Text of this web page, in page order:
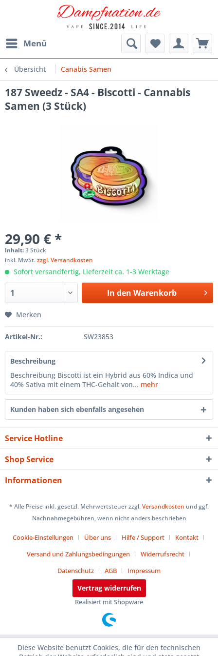
Menü
Übersicht Canabis Samen
187 Sweedz - SA4 - Biscotti - Cannabis
Samen (3 Stück)
29,90 € *
Inhalt:3 Stück
inkl. MwSt.zzgl. Versandkosten
Sofort versandfertig, Lieferzeit ca. 1-3 Werktage
In den Warenkorb
Merken
Artikel-Nr.: SW23853
Beschreibung
Beschreibung Biscotti ist ein Hybrid aus 60% Indica und
40% Sativa mit einem THC-Gehalt von... mehr
Kunden haben sich ebenfalls angesehen
Service Hotline
Shop Service
Informationen
* Alle Preise inkl. gesetzl. Mehrwertsteuer zzgl.Versandkosten und ggf.
Nachnahmegebühren, wenn nicht anders beschrieben
Cookie-Einstellungen Über uns Hilfe / Support
Kontakt
Versand und Zahlungsbedingungen
Widerrufsrecht
Datenschutz
AGB Impressum
Vertrag widerrufen
Realisiert mit Shopware
Diese Website benutzt Cookies, die für den technischen